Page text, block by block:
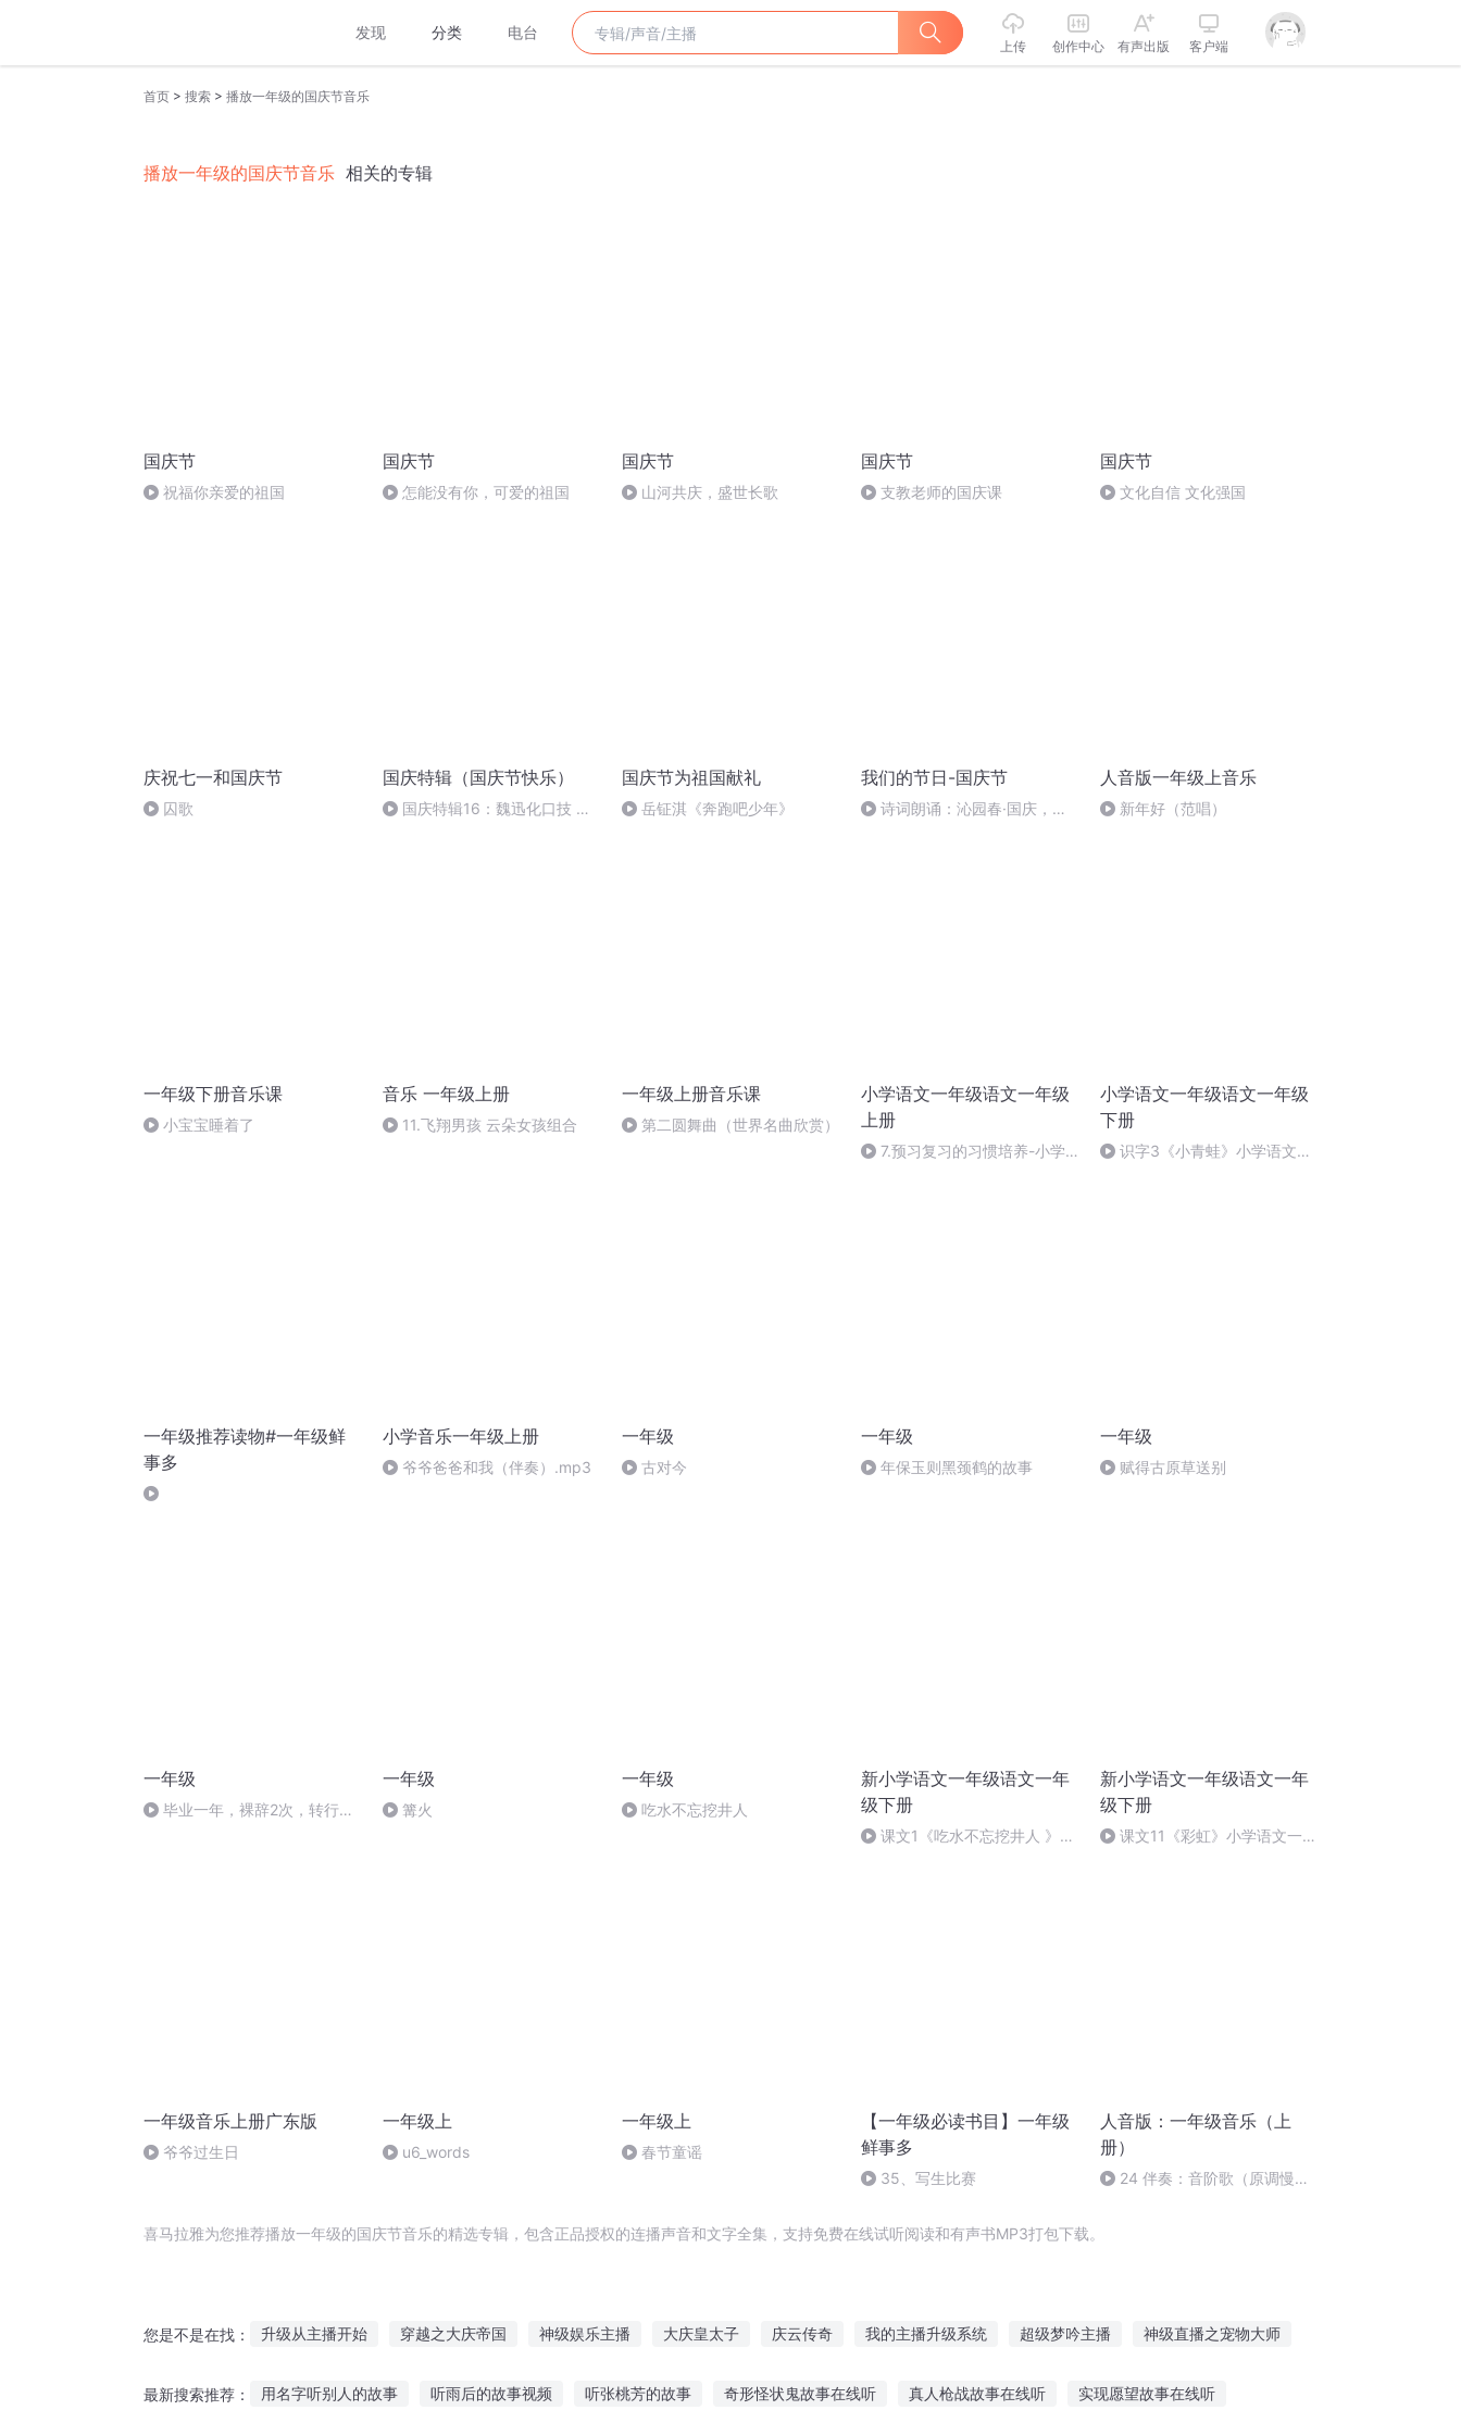
发现 分类 电台
上传 创作中心 有声出版 客户端
首页 > 搜索 > 播放一年级的国庆节音乐
播放一年级的国庆节音乐 相关的专辑
国庆节
祝福你亲爱的祖国
国庆节
怎能没有你，可爱的祖国
国庆节
山河共庆，盛世长歌
国庆节
支教老师的国庆课
国庆节
文化自信 文化强国
庆祝七一和国庆节
囚歌
国庆特辑（国庆节快乐）
国庆特辑16：魏迅化口技 二
国庆节为祖国献礼
岳钲淇《奔跑吧少年》
我们的节日-国庆节
诗词朗诵：沁园春·国庆，朗
人音版一年级上音乐
新年好（范唱）
一年级下册音乐课
小宝宝睡着了
音乐 一年级上册
11.飞翔男孩 云朵女孩组合
一年级上册音乐课
第二圆舞曲（世界名曲欣赏）
小学语文一年级语文一年级
上册
7.预习复习的习惯培养-小学
小学语文一年级语文一年级
下册
识字3《小青蛙》小学语文一
一年级推荐读物#一年级鲜
事多
小学音乐一年级上册
爷爷爸爸和我（伴奏）.mp3
一年级
古对今
一年级
年保玉则黑颈鹤的故事
一年级
赋得古原草送别
一年级
毕业一年，裸辞2次，转行3
一年级
篝火
一年级
吃水不忘挖井人
新小学语文一年级语文一年
级下册
课文1《吃水不忘挖井人 》新
新小学语文一年级语文一年
级下册
课文11《彩虹》小学语文一年
一年级音乐上册广东版
爷爷过生日
一年级上
u6_words
一年级上
春节童谣
【一年级必读书目】一年级
鲜事多
35、写生比赛
人音版：一年级音乐（上
册）
24 伴奏：音阶歌（原调慢
喜马拉雅为您推荐播放一年级的国庆节音乐的精选专辑，包含正品授权的连播声音和文字全集，支持免费在线试听阅读和有声书MP3打包下载。
您是不是在找： 升级从主播开始 穿越之大庆帝国 神级娱乐主播 大庆皇太子 庆云传奇 我的主播升级系统 超级梦吟主播 神级直播之宠物大师
最新搜索推荐： 用名字听别人的故事 听雨后的故事视频 听张桃芳的故事 奇形怪状鬼故事在线听 真人枪战故事在线听 实现愿望故事在线听